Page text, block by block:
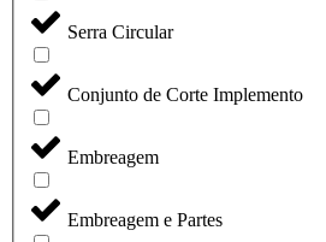
Serra Circular
Conjunto de Corte Implemento
Embreagem
Embreagem e Partes